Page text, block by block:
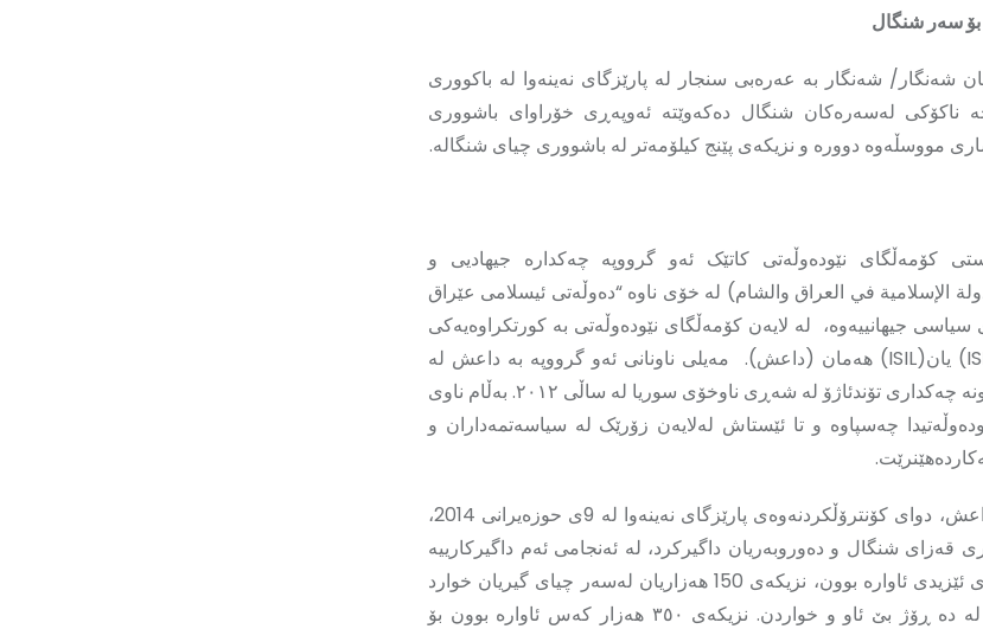
سەر شنگال
شەنگار/ شەنگار بە عەرەبی سنجار لە پارێزگای نەینەوا لە باکووری
ناکۆکی لەسەرەکان شنگال دەکەوێتە ئەوپەڕی خۆراوای باشووری
کۆمەڵگای نێودەوڵەتی کاتێک ئەو گرووپە چەکدارە جیهادیی و
الإسلامية في العراق والشام) لە خۆی ناوە “دەوڵەتی ئیسلامی عێراق
سیاسی جیهانییەوە، لە لایەن کۆمەڵگای نێودەوڵەتی بە کورتکراوەیەکی
سادە ئاماژەی پێکرا (ISIS) یان(ISIL) هەمان (داعش). مەیلی ناونانی ئەو گرووپە بە داعش لە
کاتێکدا سەریهەڵدا کە بوونە چەکداری تۆندئاژۆ لە شەڕی ناوخۆی سوریا لە ساڵی ٢٠١٢. بەڵام ناوی
چەسپاوە و تا ئێستاش لەلایەن زۆرێک لە سیاسەتمەداران و
رێکخراوی تیروریستی داعش، دوای کۆنترۆڵکردنەوەی پارێزگای نەینەوا لە 9ی حوزەیرانی 2014،
2014 دەڤەری قەزای شنگال و دەوروبەریان داگیرکرد، لە ئەنجامی ئەم داگیرکارییە
زیاتر لە نیو ملیۆن کوردی ئێزیدی ئاوارە بوون، نزیکەی 150 هەزاریان لەسەر چیای گیریان خوارد
شنگال بۆ ماوەی زیاتر لە دە ڕۆژ بێ ئاو و خواردن. نزیکەی ٣٥٠ هەزار کەس ئاوارە بوون بۆ